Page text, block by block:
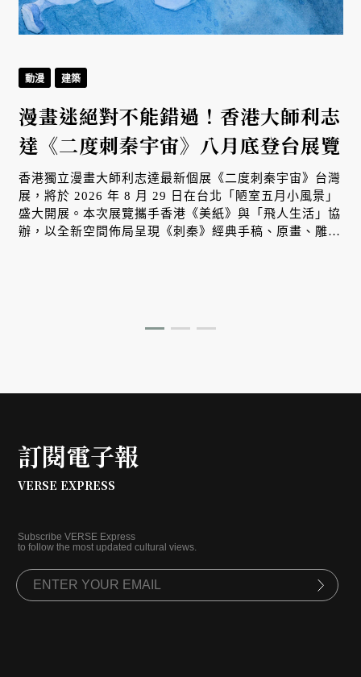
動漫 建築
漫畫迷絕對不能錯過！香港大師利志
達《二度刺秦宇宙》八月底登台展覽
香港獨立漫畫大師利志達最新個展《二度刺秦宇宙》台灣
展，將於 2026 年 8 月 29 日在台北「陋室五月小風景」
盛大開展。本次展覽攜手香港《美紙》與「飛人生活」協
辦，以全新空間佈局呈現《刺秦》經典手稿、原畫、雕塑
訂閱電子報
VERSE EXPRESS
Subscribe VERSE Express
to follow the most updated cultural views.